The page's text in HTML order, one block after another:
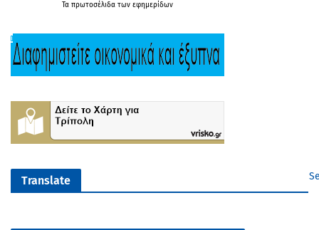
Τα πρωτοσέλιδα των εφημερίδων
Translate